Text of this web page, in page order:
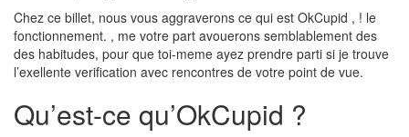
Chez ce billet, nous vous aggraverons ce qui est OkCupid , ! le
fonctionnement. , me votre part avouerons semblablement des
des habitudes, pour que toi-meme ayez prendre parti si je trouve
l’exellente verification avec rencontres de votre point de vue.
Qu’est-ce qu’OkCupid ?